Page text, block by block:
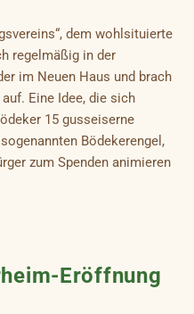
dem wohlsituierte
regelmäßig in der
im Neuen Haus und brach
Eine Idee, die sich
15 gusseiserne
Bödekerengel,
zum Spenden animieren
Eröffnung